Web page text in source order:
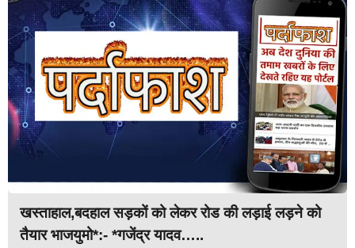
खस्ताहाल,बदहाल सड़कों को लेकर रोड की लड़ाई लड़ने को
तैयार भाजयुमो*:- *गजेंद्र यादव…..